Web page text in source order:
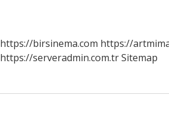
https://birsinema.com https://
https://serveradmin.com.trSitemap